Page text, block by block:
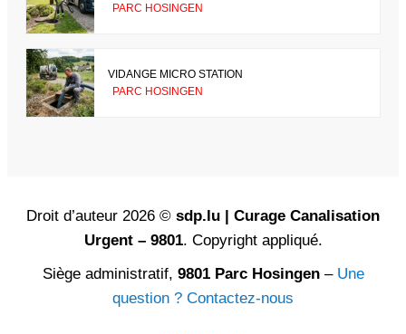
PARC HOSINGEN
VIDANGE MICRO STATION
PARC HOSINGEN
Droit d’auteur 2026 © sdp.lu | Curage Canalisation
Urgent – 9801. Copyright appliqué.
Siège administratif, 9801 Parc Hosingen– Une
question ? Contactez-nous